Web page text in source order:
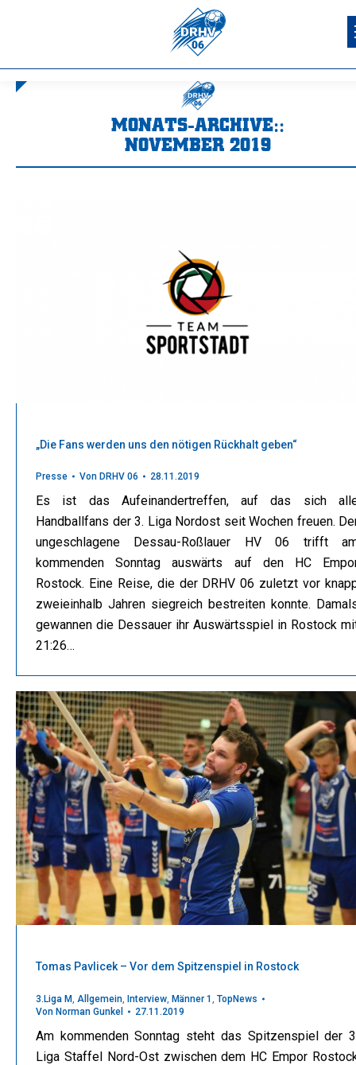
MONATS-ARCHIVE::
NOVEMBER 2019
„Die Fans werden uns den nötigen Rückhalt geben“
Presse Von DRHV 06 28.11.2019
Es ist das Aufeinandertreffen, auf das sich
Handballfans der 3. Liga Nordost seit Wochen freuen.
ungeschlagene Dessau-Roßlauer HV 06 trifft
kommenden Sonntag auswärts auf den HC
Rostock. Eine Reise, die der DRHV 06 zuletzt vor
zweieinhalb Jahren siegreich bestreiten konnte.
gewannen die Dessauer ihr Auswärtsspiel in Rostock
21:26…
Tomas Pavlicek – Vor dem Spitzenspiel in Rostock
3.Liga M Allgemein Interview Männer 1 TopNews
Von Norman Gunkel 27.11.2019
Am kommenden Sonntag steht das Spitzenspiel der
Liga Staffel Nord-Ost zwischen dem HC Empor